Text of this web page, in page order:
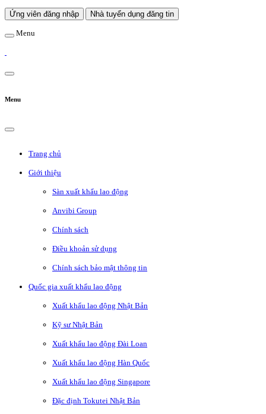
Ứng viên đăng nhập Nhà tuyển dụng đăng tin
Menu
Menu
Trang chủ
Giới thiệu
Sàn xuất khẩu lao động
Anvibi Group
Chính sách
Điều khoản sử dụng
Chính sách bảo mật thông tin
Quốc gia xuất khẩu lao động
Xuất khẩu lao động Nhật Bản
Kỹ sư Nhật Bản
Xuất khẩu lao động Đài Loan
Xuất khẩu lao động Hàn Quốc
Xuất khẩu lao động Singapore
Đặc định Tokutei Nhật Bản